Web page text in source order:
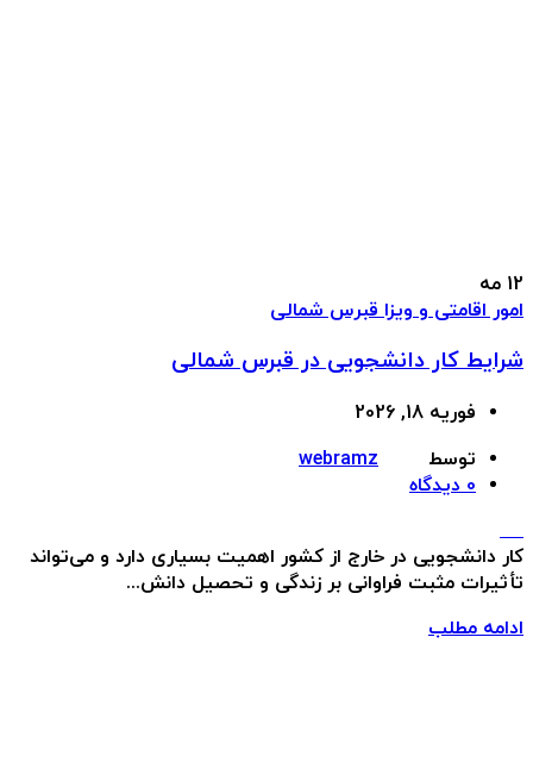
12 مه
امور اقامتی و ویزا قبرس شمالی
شرایط کار دانشجویی در قبرس شمالی
فوریه 18, 2026
توسط
webramz
0 دیدگاه
کار دانشجویی در خارج از کشور اهمیت بسیاری دارد و می‌تواند
تأثیرات مثبت فراوانی بر زندگی و تحصیل دانش...
ادامه مطلب